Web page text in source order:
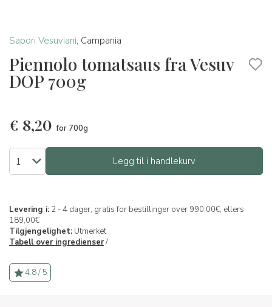
Sapori Vesuviani, Campania
Piennolo tomatsaus fra Vesuv
DOP 700g
€ 8,20 for 700g
Legg til i handlekurv
Levering i: 2 - 4 dager, gratis for bestillinger over 990,00€, ellers
189,00€
Tilgjengelighet: Utmerket
Tabell over ingredienser/
4.8 / 5